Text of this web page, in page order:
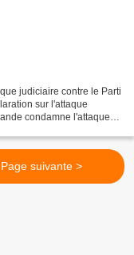
judiciaire contre le Parti
sur l'attaque
condamne l'attaque
Page suivante >